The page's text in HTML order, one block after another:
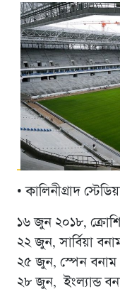
• কালিনীগ্রাদ
১৬ জুন ২০১৮,
২২ জুন, সার্বিয়া
২৫ জুন, স্পেন
২৮ জুন, ইংল্যান্ড